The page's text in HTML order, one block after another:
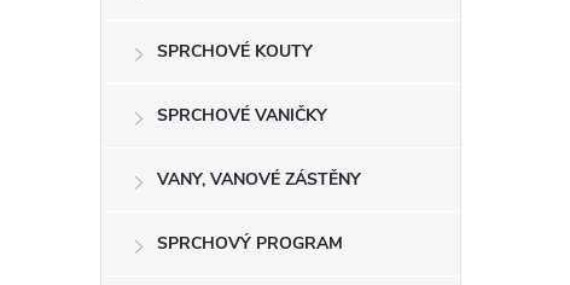
SPRCHOVÉ KOUTY
SPRCHOVÉ VANIČKY
VANY, VANOVÉ ZÁSTĚNY
SPRCHOVÝ PROGRAM